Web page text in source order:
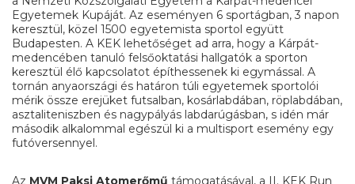
Egyetemek Kupáját. Az eseményen 6 sportágban, 3 napon
keresztül, közel 1500 egyetemista sportol együtt
Budapesten. A KEK lehetőséget ad arra, hogy a Kárpát-
medencében tanuló felsőoktatási hallgatók a sporton
keresztül élő kapcsolatot építhessenek ki egymással. A
tornán anyaországi és határon túli egyetemek sportolói
mérik össze erejüket futsalban, kosárlabdában, röplabdában,
asztaliteniszben és nagypályás labdarúgásban, s idén már
második alkalommal egészül ki a multisport esemény egy
futóversennyel.
Az MVM Paksi Atomerőmű támogatásával, a II. KEK Run